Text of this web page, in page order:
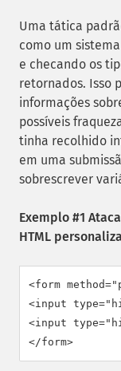
Uma tática
como um
e checando os
retornados. Isso
informações
possíveis
tinha recolhido
em uma
sobrescrever
Exemplo #1
HTML
<form
<input
<input
</form>